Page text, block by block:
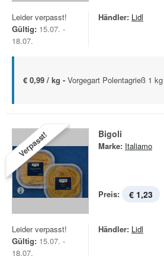
Leider verpasst!
Gültig: 15.07. -
18.07.
Händler: Lidl
€ 0,99 / kg - Vorgegart Polentagrieß 1 kg
Verpasst! Bigoli
Marke: Italiamo
Preis: € 1,23
Leider verpasst!
Gültig: 15.07. -
18.07.
Händler: Lidl